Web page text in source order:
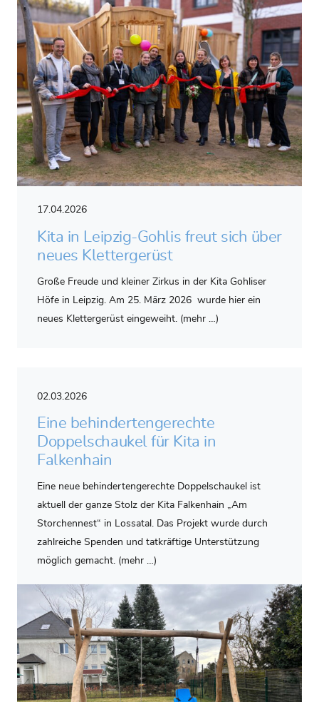
17.04.2026
Kita in Leipzig-Gohlis freut sich über
neues Klettergerüst
Große Freude und kleiner Zirkus in der Kita Gohliser
Höfe in Leipzig. Am 25. März 2026 wurde hier ein
neues Klettergerüst eingeweiht. (mehr …)
02.03.2026
Eine behindertengerechte
Doppelschaukel für Kita in
Falkenhain
Eine neue behindertengerechte Doppelschaukel ist
aktuell der ganze Stolz der Kita Falkenhain „Am
Storchennest“ in Lossatal. Das Projekt wurde durch
zahlreiche Spenden und tatkräftige Unterstützung
möglich gemacht. (mehr …)